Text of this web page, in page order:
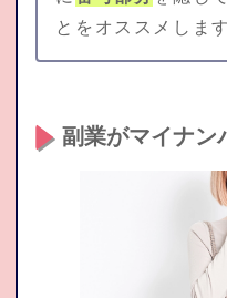
とをオススメします
副業がマイナン